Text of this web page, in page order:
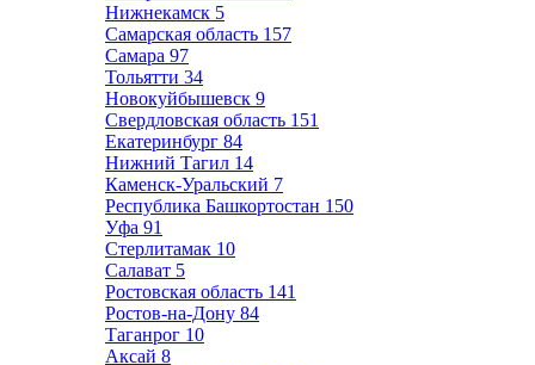
Нижнекамск 5
Самарская область 157
Самара 97
Тольятти 34
Новокуйбышевск 9
Свердловская область 151
Екатеринбург 84
Нижний Тагил 14
Каменск-Уральский 7
Республика Башкортостан 150
Уфа 91
Стерлитамак 10
Салават 5
Ростовская область 141
Ростов-на-Дону 84
Таганрог 10
Аксай 8